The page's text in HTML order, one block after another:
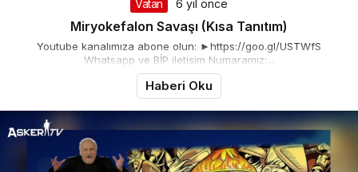
Vatan 6 yıl önce
Miryokefalon Savaşı (Kısa Tanıtım)
Youtube kanalımıza abone olun: ►https://goo.gl/USTWfS
Whatsapp ve BİP iletişim Numaramız:...
Haberi Oku